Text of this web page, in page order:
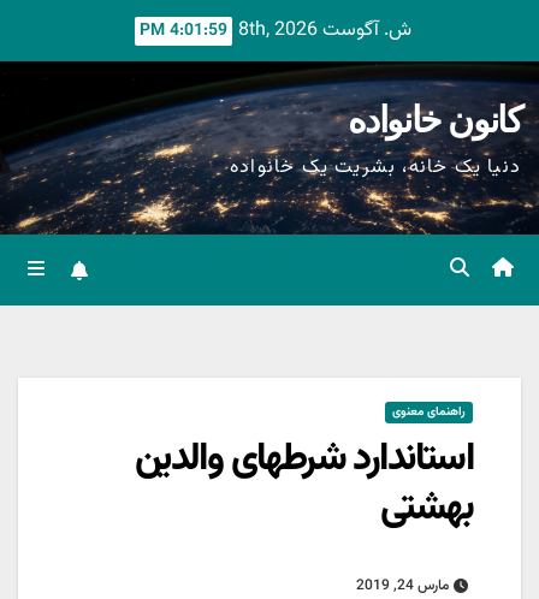
content
ش. آگوست 8th, 2026 4:02:00 PM
کانون خانواده
دنیا یک خانه، بشریت یک خانواده
راهنمای معنوی
استاندارد شرطهای والدین
بهشتی
مارس 24, 2019